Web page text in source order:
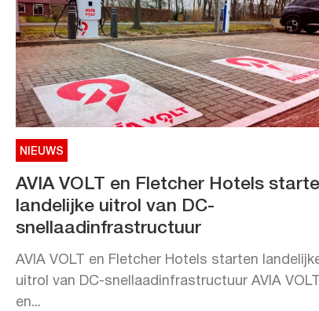
NIEUWS
AVIA VOLT en Fletcher Hotels
landelijke uitrol van DC-
snellaadinfrastructuur
AVIA VOLT en Fletcher Hotels starten
uitrol van DC-snellaadinfrastructuur AVIA VOLT
en...